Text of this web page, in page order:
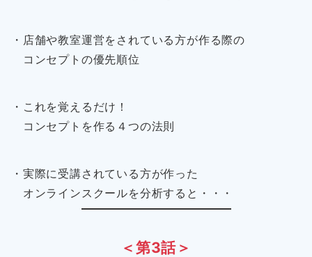
・店舗や教室運営をされている方が作る際の
コンセプトの優先順位
・これを覚えるだけ！
コンセプトを作る４つの法則
・実際に受講されている方が作った
オンラインスクールを分析すると・・・
＜第3話＞